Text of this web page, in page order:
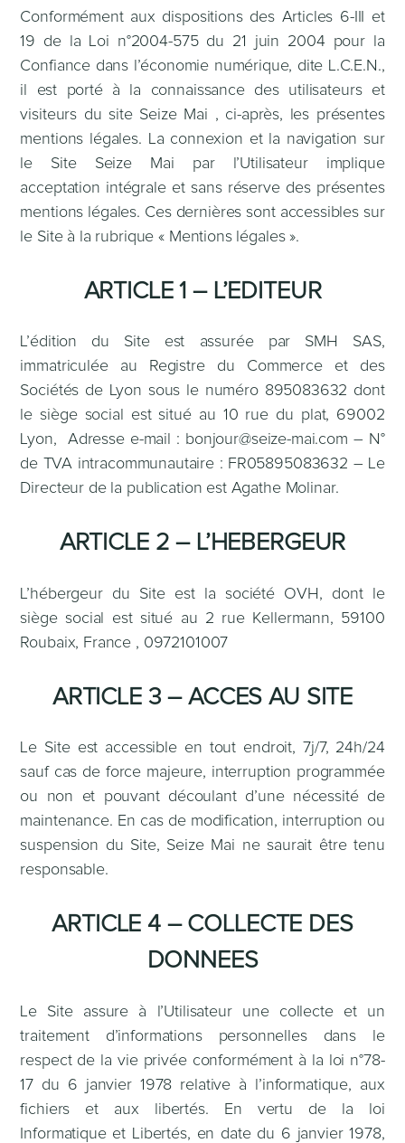
Conformément aux dispositions des Articles 6-III et
19 de la Loi n°2004-575 du 21 juin 2004 pour la
Confiance dans l’économie numérique, dite L.C.E.N.,
il est porté à la connaissance des utilisateurs et
visiteurs du site Seize Mai , ci-après, les présentes
mentions légales. La connexion et la navigation sur
le Site Seize Mai par l’Utilisateur implique
acceptation intégrale et sans réserve des présentes
mentions légales. Ces dernières sont accessibles sur
le Site à la rubrique « Mentions légales ».
ARTICLE 1 – L’EDITEUR
L’édition du Site est assurée par SMH SAS,
immatriculée au Registre du Commerce et des
Sociétés de Lyon sous le numéro 895083632 dont
le siège social est situé au 10 rue du plat, 69002
Lyon, Adresse e-mail : bonjour@seize-mai.com – N°
de TVA intracommunautaire : FR05895083632 – Le
Directeur de la publication est Agathe Molinar.
ARTICLE 2 – L’HEBERGEUR
L’hébergeur du Site est la société OVH, dont le
siège social est situé au 2 rue Kellermann, 59100
Roubaix, France , 0972101007
ARTICLE 3 – ACCES AU SITE
Le Site est accessible en tout endroit, 7j/7, 24h/24
sauf cas de force majeure, interruption programmée
ou non et pouvant découlant d’une nécessité de
maintenance. En cas de modification, interruption ou
suspension du Site, Seize Mai ne saurait être tenu
responsable.
ARTICLE 4 – COLLECTE DES
DONNEES
Le Site assure à l’Utilisateur une collecte et un
traitement d’informations personnelles dans le
respect de la vie privée conformément à la loi n°78-
17 du 6 janvier 1978 relative à l’informatique, aux
fichiers et aux libertés. En vertu de la loi
Informatique et Libertés, en date du 6 janvier 1978,